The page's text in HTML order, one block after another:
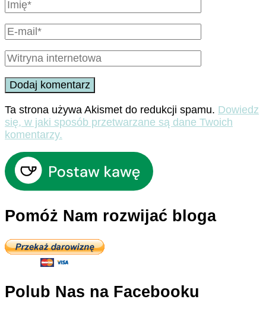
Ta strona używa Akismet do redukcji spamu. Dowiedz
się, w jaki sposób przetwarzane są dane Twoich
komentarzy.
Pomóż Nam rozwijać bloga
Polub Nas na Facebooku